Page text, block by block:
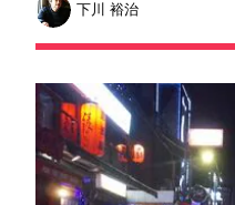
下川 裕治